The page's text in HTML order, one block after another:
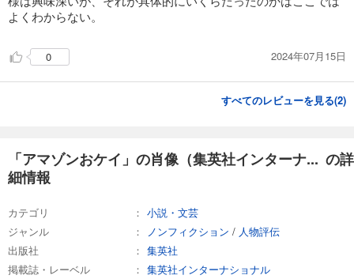
よくわからない。
0 2024年07月15日
すべてのレビューを見る(2)
「アマゾンおケイ」の肖像（集英社インターナ... の詳
細情報
カテゴリ
小説・文芸
ジャンル
ノンフィクション / 人物評伝
出版社
集英社
掲載誌・レーベル
集英社インターナショナル